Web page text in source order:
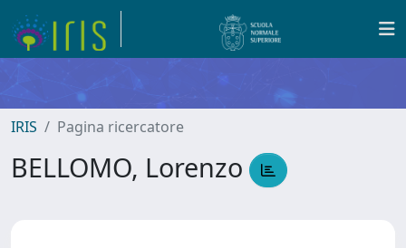
IRIS Pagina ricercatore
BELLOMO, Lorenzo